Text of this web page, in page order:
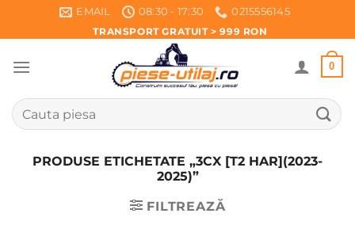
EMAIL 08:30 - 17:30
0215556145
TRANSPORT GRATUIT > 999 RON
0
Caută
după:
PRODUSE ETICHETATE „3CX [T2 HAR](2023-
2025)”
FILTREAZĂ